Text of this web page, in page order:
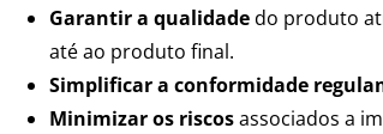
Garantir a qualidadedo produto
até ao produto final.
Simplificar a conformidade
Minimizar os riscosassociados a